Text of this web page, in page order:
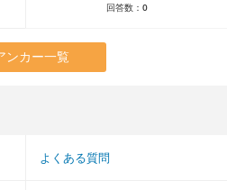
回答数： 0
ンカー一覧
よくある質問